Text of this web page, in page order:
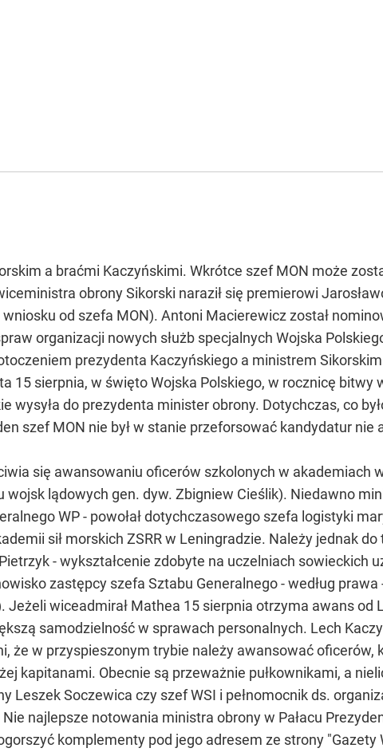
a braćmi Kaczyńskimi. Wkrótce szef MON może
obrony Sikorski naraził się premierowi
od szefa MON). Antoni Macierewicz został
organizacji nowych służb specjalnych Wojska
prezydenta Kaczyńskiego a ministrem
15 sierpnia, w święto Wojska Polskiego, w rocznicę bitwy
wysyła do prezydenta minister obrony. Dotychczas, co
szef MON nie był w stanie przeforsować kandydatur nie
się awansowaniu oficerów szkolonych w akademiach
lądowych gen. dyw. Zbigniew Cieślik). Niedawno
WP - powołał dotychczasowego szefa logistyki
sił morskich ZSRR w Leningradzie. Należy jednak
- wykształcenie zdobyte na uczelniach sowieckich
zastępcy szefa Sztabu Generalnego - według
Jeżeli wiceadmirał Mathea 15 sierpnia otrzyma awans od
samodzielność w sprawach personalnych. Lech
że w przyspieszonym trybie należy awansować oficerów,
kapitanami. Obecnie są przeważnie pułkownikami, a
Leszek Soczewica czy szef WSI i pełnomocnik ds.
najlepsze notowania ministra obrony w Pałacu
komplementy pod jego adresem ze strony "Gazety